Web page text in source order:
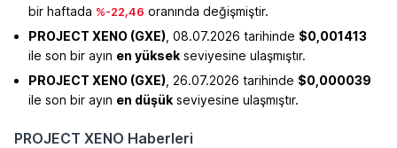
bir haftada %-22,46 oranında değişmiştir.
PROJECT XENO (GXE) , 08.07.2026 tarihinde $0,001413
ile son bir ayın en yüksek seviyesine ulaşmıştır.
PROJECT XENO (GXE) , 26.07.2026 tarihinde $0,000039
ile son bir ayın en düşük seviyesine ulaşmıştır.
PROJECT XENO Haberleri